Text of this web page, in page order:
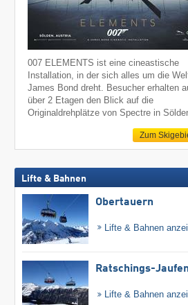
007 ELEMENTS ist eine cineastische
Installation, in der sich alles um die
James Bond dreht. Besucher erhalten
über 2 Etagen den Blick auf die
Originaldrehplätze von Spectre in
Zum
Lifte & Bahnen
Obertauern
Lifte & Bahnen
Ratschings-
Lifte & Bahnen